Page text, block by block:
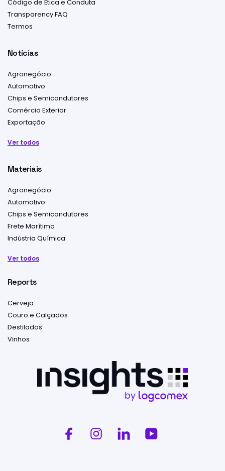
Código de Ética e Conduta
Transparency FAQ
Termos
Notícias
Agronegócio
Automotivo
Chips e Semicondutores
Comércio Exterior
Exportação
Ver todos
Materiais
Agronegócio
Automotivo
Chips e Semicondutores
Frete Marítimo
Indústria Química
Ver todos
Reports
Cerveja
Couro e Calçados
Destilados
Vinhos